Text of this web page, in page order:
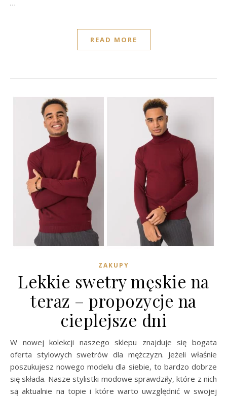
…
READ MORE
ZAKUPY
Lekkie swetry męskie na
teraz – propozycje na
cieplejsze dni
W nowej kolekcji naszego sklepu znajduje się bogata
oferta stylowych swetrów dla mężczyzn. Jeżeli właśnie
poszukujesz nowego modelu dla siebie, to bardzo dobrze
się składa. Nasze stylistki modowe sprawdziły, które z nich
są aktualnie na topie i które warto uwzględnić w swojej